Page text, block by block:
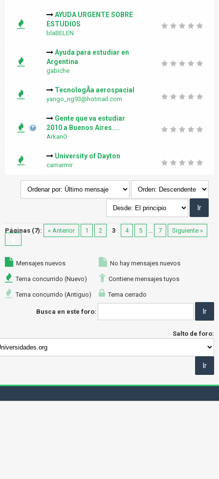
AYUDA URGENTE SOBRE
ESTUDIOS
blaBELEN
Ayuda para estudiar en
Argentina
gabiche
TecnologÃ­a aerospacial
yango_ng93@hotmail.com
Gente que va estudiar
2010 a Buenos Aires....
ArkanO
University of Dayton
camarmir
Páginas (7): « Anterior 1 2 3 4 5 ... 7 Siguiente »
Mensajes nuevos
Tema concurrido (Nuevo)
Tema concurrido (Antiguo)
No hay mensajes nuevos
Contiene mensajes tuyos
Tema cerrado
Busca en este foro:
Salto de foro: